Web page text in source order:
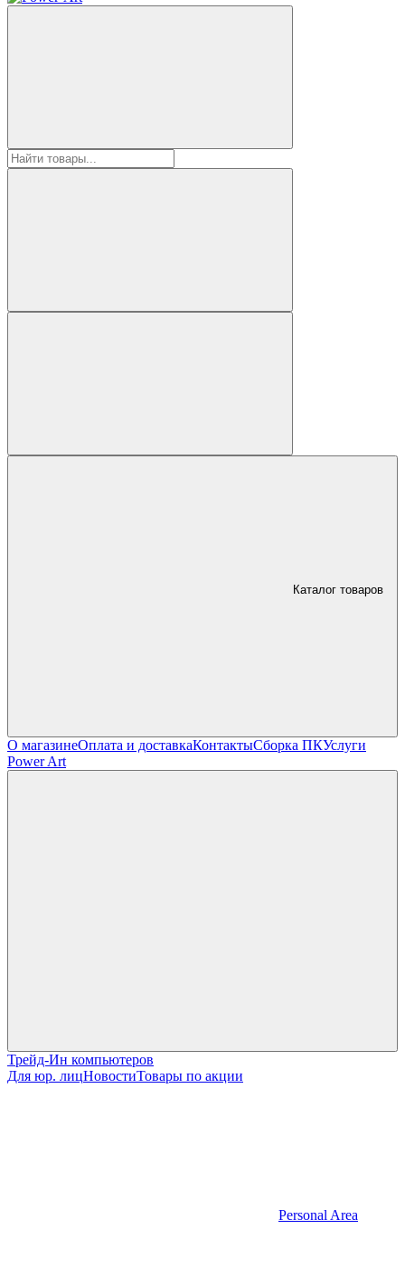
Каталог товаров
О магазинеОплата и доставкаКонтактыСборка ПКУслуги
Power Art
Трейд-Ин компьютеров
Для юр. лицНовостиТовары по акции
Personal Area